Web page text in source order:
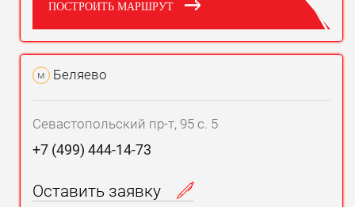
ПОСТРОИТЬ МАРШРУТ
м Беляево
Севастопольский пр-т, 95 с. 5
+7 (499) 444-14-73
Оставить заявку